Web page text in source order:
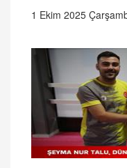
1 Ekim 2025